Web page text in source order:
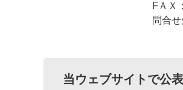
FＡＸ
問合
当ウェブサイトで公